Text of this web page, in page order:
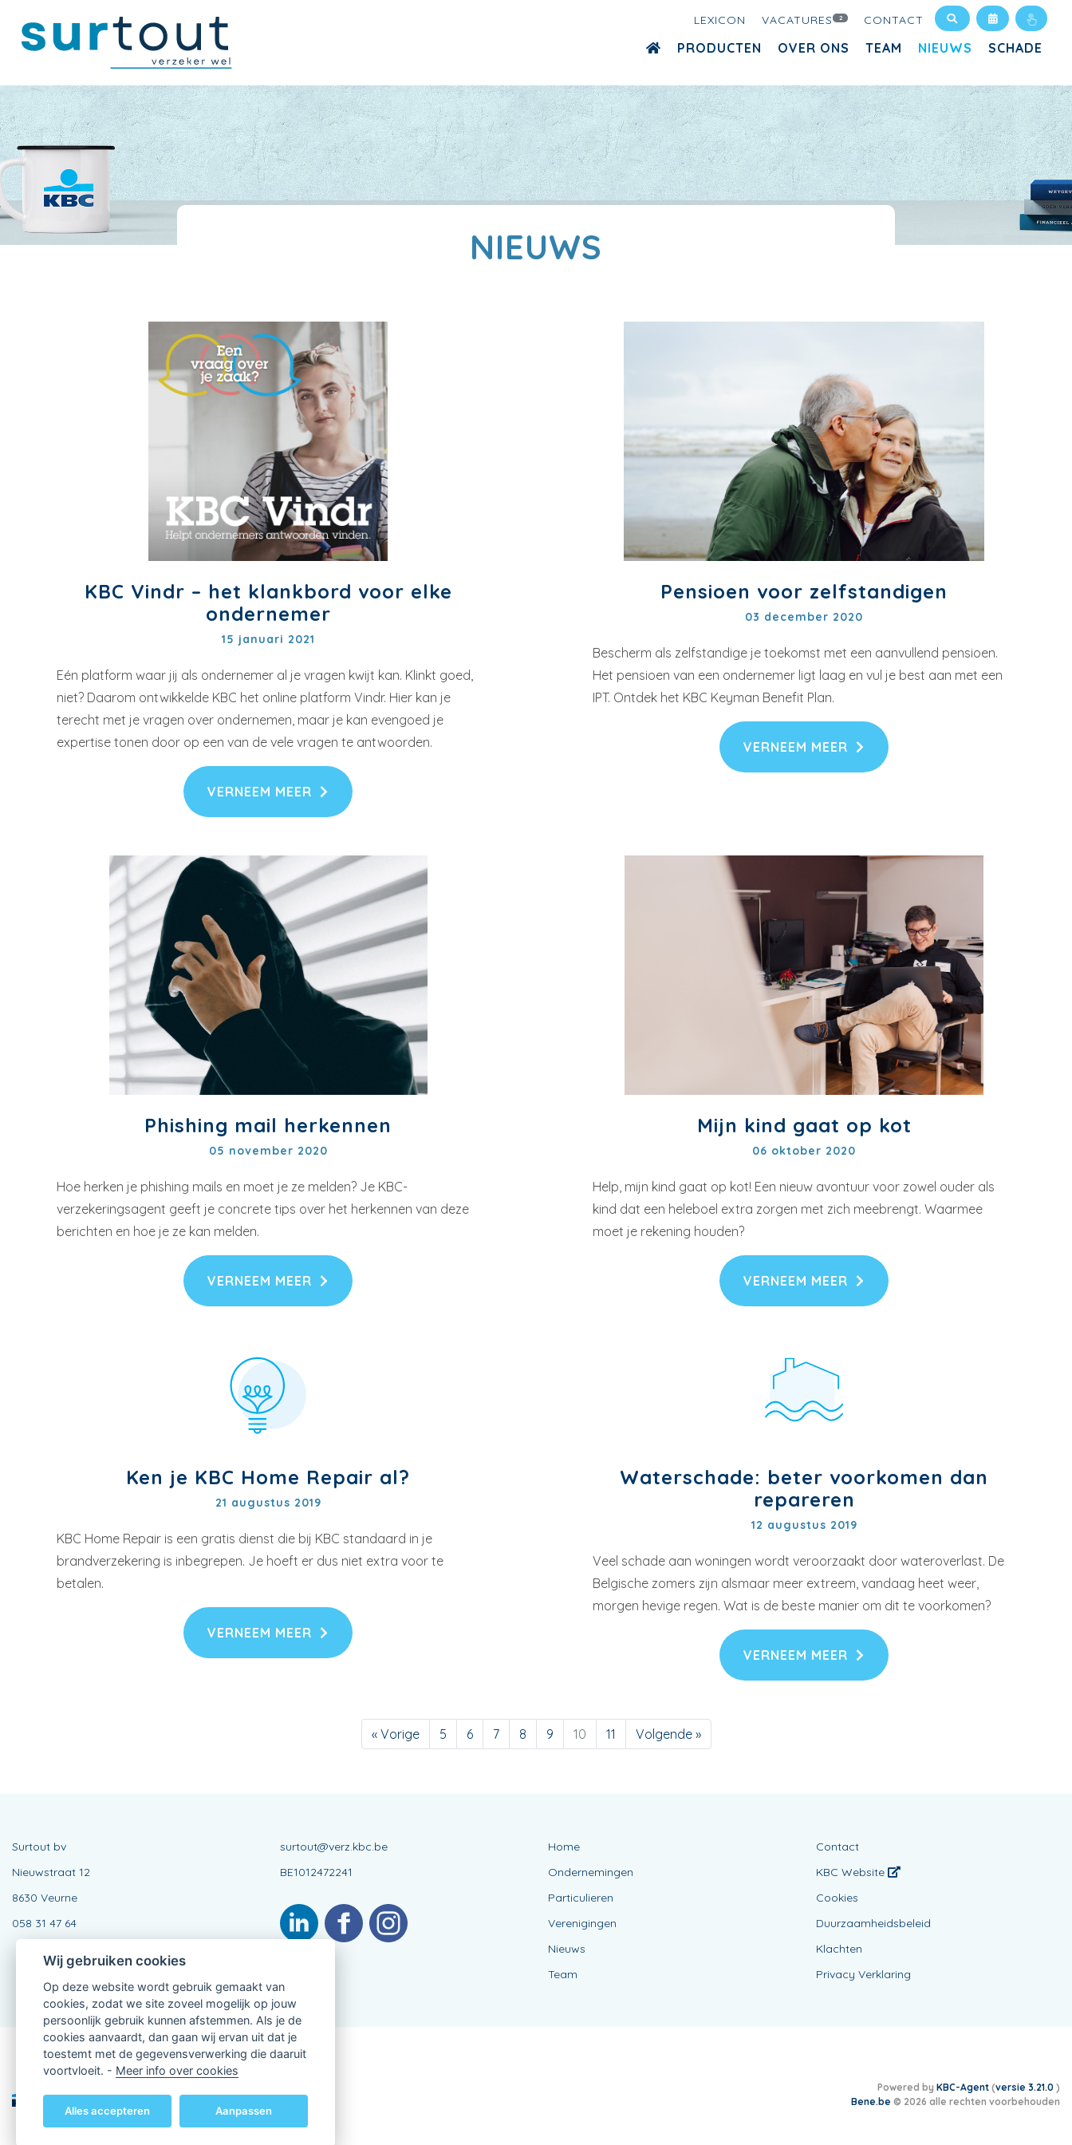
LEXICON VACATURES 2 CONTACT
PRODUCTEN OVER ONS TEAM NIEUWS SCHADE
NIEUWS
KBC Vindr – het klankbord voor elke
ondernemer
15 januari 2021
Eén platform waar jij als ondernemer al je vragen kwijt kan. Klinkt goed,
niet? Daarom ontwikkelde KBC het online platform Vindr. Hier kan je
terecht met je vragen over ondernemen, maar je kan evengoed je
expertise tonen door op een van de vele vragen te antwoorden.
VERNEEM MEER
Pensioen voor zelfstandigen
03 december 2020
Bescherm als zelfstandige je toekomst met een aanvullend pensioen.
Het pensioen van een ondernemer ligt laag en vul je best aan met een
IPT. Ontdek het KBC Keyman Benefit Plan.
VERNEEM MEER
Phishing mail herkennen
05 november 2020
Hoe herken je phishing mails en moet je ze melden? Je KBC-
verzekeringsagent geeft je concrete tips over het herkennen van deze
berichten en hoe je ze kan melden.
VERNEEM MEER
Mijn kind gaat op kot
06 oktober 2020
Help, mijn kind gaat op kot! Een nieuw avontuur voor zowel ouder als
kind dat een heleboel extra zorgen met zich meebrengt. Waarmee
moet je rekening houden?
VERNEEM MEER
Ken je KBC Home Repair al?
21 augustus 2019
KBC Home Repair is een gratis dienst die bij KBC standaard in je
brandverzekering is inbegrepen. Je hoeft er dus niet extra voor te
betalen.
VERNEEM MEER
Waterschade: beter voorkomen dan
repareren
12 augustus 2019
Veel schade aan woningen wordt veroorzaakt door wateroverlast. De
Belgische zomers zijn alsmaar meer extreem, vandaag heet weer,
morgen hevige regen. Wat is de beste manier om dit te voorkomen?
VERNEEM MEER
« Vorige 5 6 7 8 9 10 11 Volgende »
Surtout bv
Nieuwstraat 12
8630 Veurne
058 31 47 64
surtout@verz.kbc.be
BE1012472241
Home
Ondernemingen
Particulieren
Verenigingen
Nieuws
Team
Contact
KBC Website
Cookies
Duurzaamheidsbeleid
Klachten
Privacy Verklaring
Verbonden Agent, BE1012472241
van KBC Verzekeringen nv
Professor Roger Van Overstraetenplein 2
3000 Leuven - Belgie
BTW BE 0403.552.563 - RPR Leuven
Powered by KBC-Agent (versie 3.21.0 )
Bene.be © 2026 alle rechten voorbehouden
Wij gebruiken cookies
Op deze website wordt gebruik gemaakt van
cookies, zodat we site zoveel mogelijk op jouw
persoonlijk gebruik kunnen afstemmen. Als je de
cookies aanvaardt, dan gaan wij ervan uit dat je
toestemt met de gegevensverwerking die daaruit
voortvloeit. - Meer info over cookies
Alles accepteren Aanpassen